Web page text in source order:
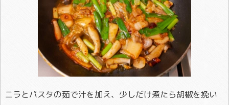
ニラとパスタの茹で汁を加え、少しだけ煮たら胡椒を挽い